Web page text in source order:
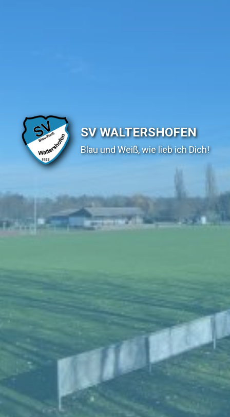
SV WALTERSHOFEN
Blau und Weiß, wie lieb ich Dich!